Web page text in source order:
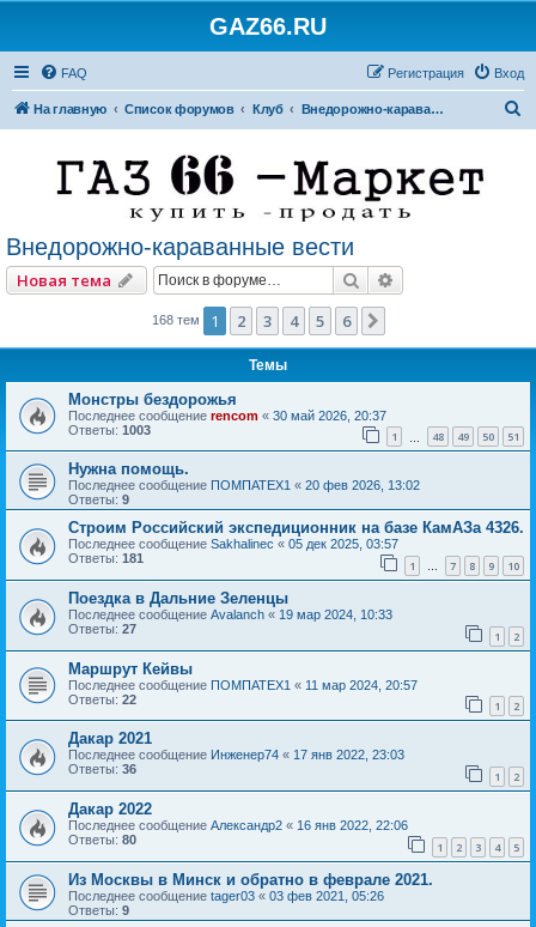
GAZ66.RU
FAQ Вход
Регистрация
На главную Список форумов Клуб Внедорожно-караванные вести
Внедорожно-караванные вести
Новая тема Поиск
168 тем 1 2 3 4 5 6
Темы
Монстры бездорожья
Последнее сообщение rencom « 30 май 2026, 20:37
Ответы: 1003 1 48 49 50 51
Нужна помощь.
Последнее сообщение ПОМПАТЕХ1 « 20 фев 2026, 13:02
Ответы: 9
Строим Российский экспедиционник на базе КамАЗа 4326.
Последнее сообщение Sakhalinec « 05 дек 2025, 03:57
Ответы: 181 1 … 7 8 9 10
Поездка в Дальние Зеленцы
Последнее сообщение Avalanch « 19 мар 2024, 10:33
Ответы: 27 1 2
Маршрут Кейвы
Последнее сообщение ПОМПАТЕХ1 « 11 мар 2024, 20:57
Ответы: 22 1 2
Дакар 2021
Последнее сообщение Инженер74 « 17 янв 2022, 23:03
Ответы: 36 1 2
Дакар 2022
Последнее сообщение Александр2 « 16 янв 2022, 22:06
Ответы: 80 1 2 3 4 5
Из Москвы в Минск и обратно в феврале 2021.
Последнее сообщение tager03 « 03 фев 2021, 05:26
Ответы: 9